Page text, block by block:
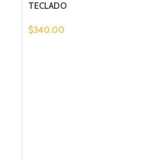
TECLADO
$340.00